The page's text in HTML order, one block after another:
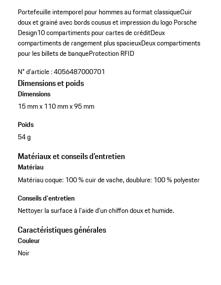
Portefeuille intemporel pour hommes au format classiqueCuir
doux et grainé avec bords cousus et impression du logo Porsche
Design10 compartiments pour cartes de créditDeux
compartiments de rangement plus spacieuxDeux compartiments
pour les billets de banqueProtection RFID
N° d'article :4056487000701
Dimensions et poids
Dimensions
15 mm x 110 mm x 95 mm
Poids
54 g
Matériaux et conseils d'entretien
Matériau
Matériau coque: 100 % cuir de vache, doublure: 100 % polyester
Conseils d'entretien
Nettoyer la surface à l'aide d'un chiffon doux et humide.
Caractéristiques générales
Couleur
Noir